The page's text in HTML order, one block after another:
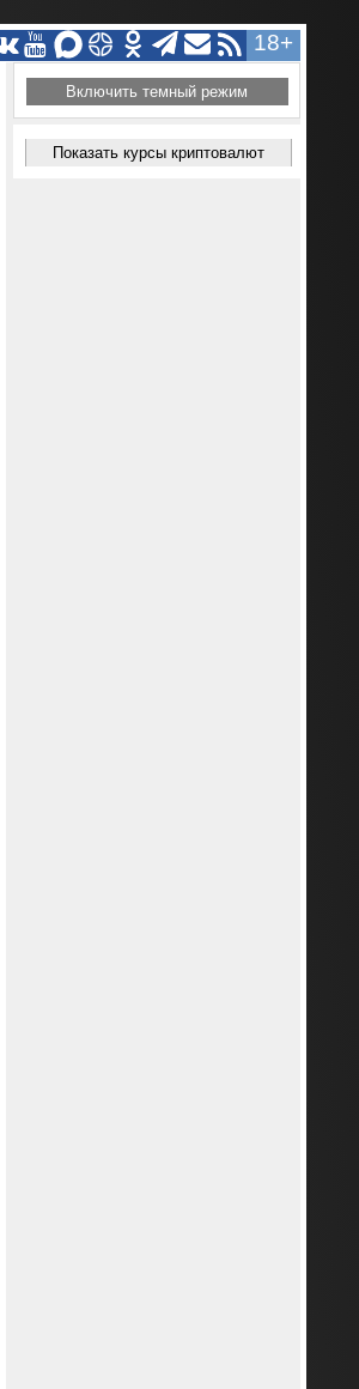
18+
Включить темный режим
Показать курсы криптовалют